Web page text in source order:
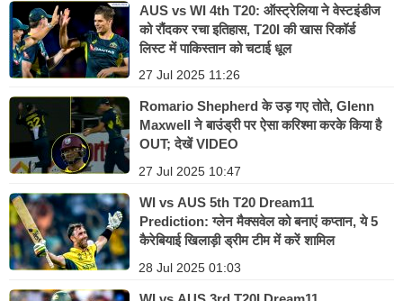
AUS vs WI 4th T20: ऑस्ट्रेलिया ने वेस्टइंडीज
को रौंदकर रचा इतिहास, T20I की खास रिकॉर्ड
लिस्ट में पाकिस्तान को चटाई धूल
27 Jul 2025 11:26
Romario Shepherd के उड़ गए तोते, Glenn
Maxwell ने बाउंड्री पर ऐसा करिश्मा करके किया है
OUT; देखें VIDEO
27 Jul 2025 10:47
WI vs AUS 5th T20 Dream11
Prediction: ग्लेन मैक्सवेल को बनाएं कप्तान, ये 5
कैरेबियाई खिलाड़ी ड्रीम टीम में करें शामिल
28 Jul 2025 01:03